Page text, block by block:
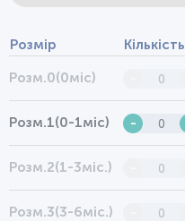
Розмір Кількість
Розм.0(0міс)
Розм.1(0-1міс) -
Розм.2(1-3міс.)
Розм.3(3-6міс.)